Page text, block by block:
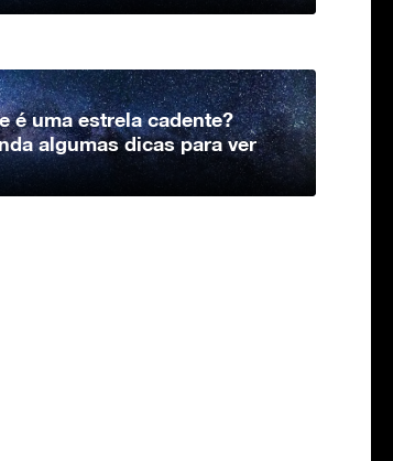
é uma estrela cadente?
algumas dicas para ver